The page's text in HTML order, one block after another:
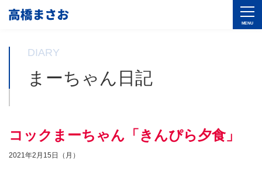
DIARY
まーちゃん日記
コックまーちゃん「きんぴら夕食」
2021年2月15日（月）